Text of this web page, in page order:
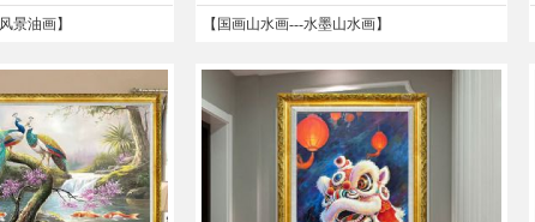
景油画】 【 国画山水画---水墨山水画】